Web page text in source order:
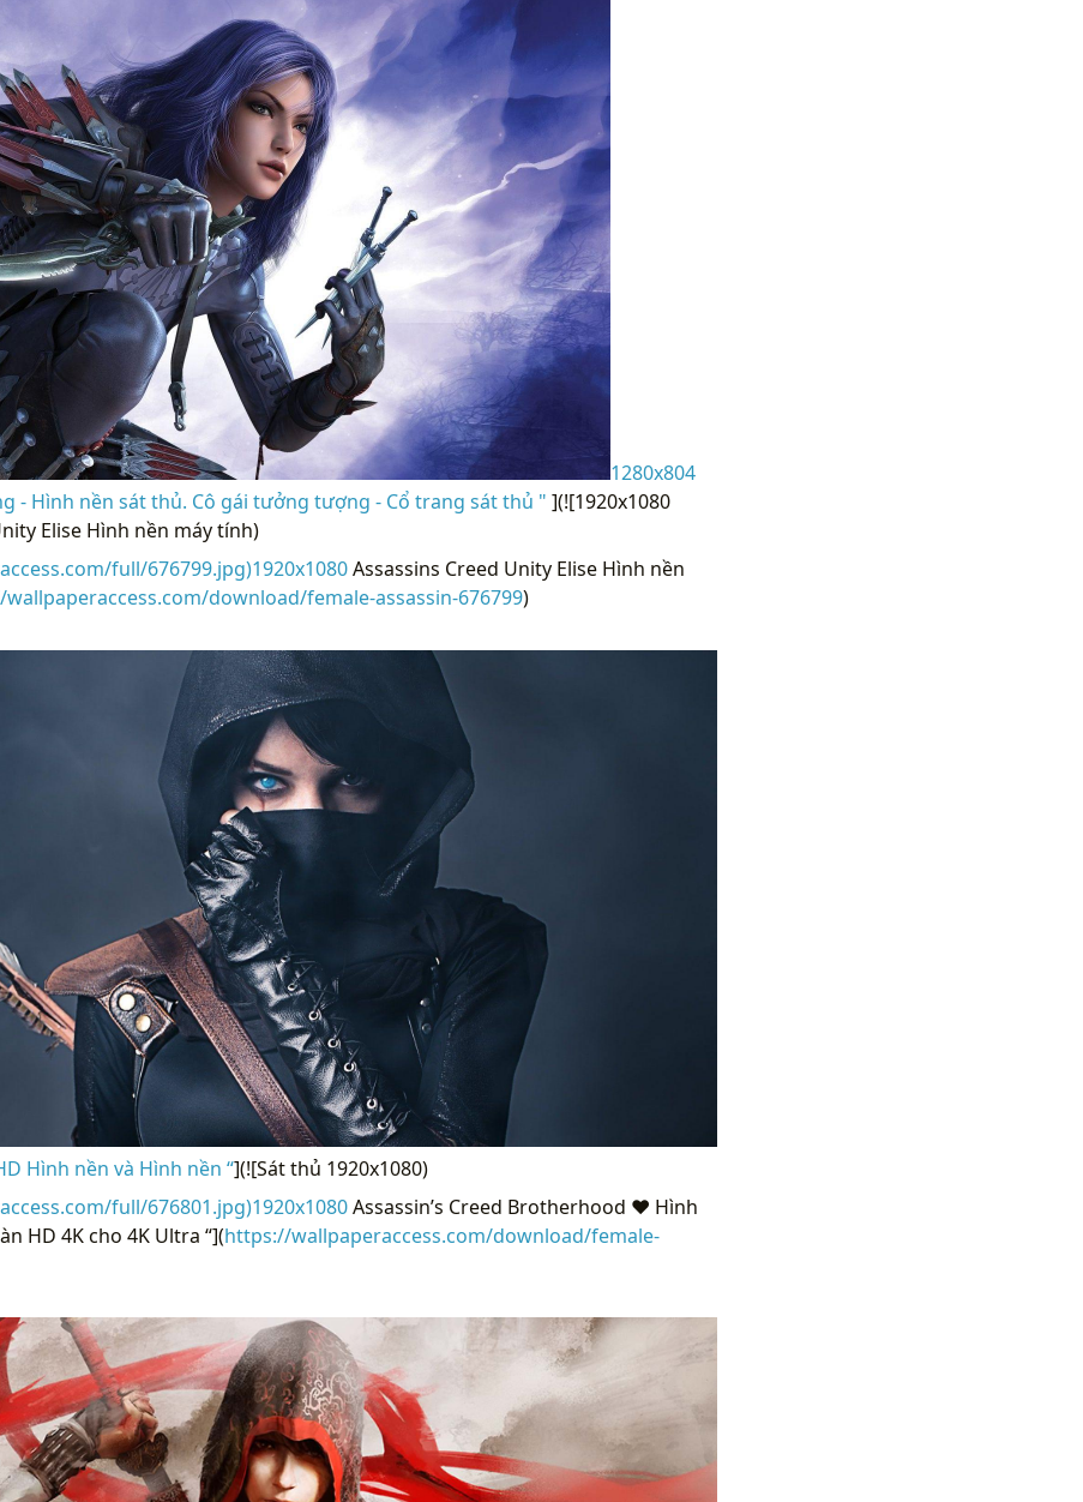
1280x804
- Hình nền sát thủ. Cô gái tưởng tượng - Cổ trang sát thủ " ](![1920x1080
Elise Hình nền máy tính)
full/676799.jpg)1920x1080Assassins Creed Unity Elise Hình nền
download/female-assassin-676799)
Hình nền và Hình nền “](![Sát thủ 1920x1080)
full/676801.jpg)1920x1080Assassin’s Creed Brotherhood ❤ Hình
HD 4K cho 4K Ultra “](https://wallpaperaccess.com/download/female-